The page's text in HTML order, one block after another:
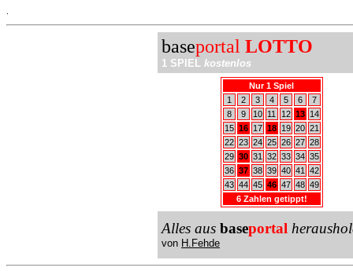
baseportal LOTTO
1 SPIEL kostenlos
Nur 1 Spiel
1
2 3 4 5 6
7
8
9 10 11 12 13
14
15 16 17 18 19 20 21
22 23 24 25 26 27 28
29 30 31 32 33 34 35
36 37 38 39 40 41
42
43 44 45 46 47 48 49
6 Zahlen getippt!
Alles aus baseportal
von H.Fehde